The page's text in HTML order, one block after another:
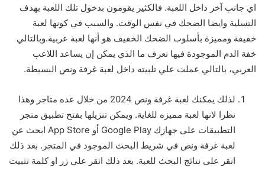
اي جانب آخر داخل اللعبة. فالكثير يقومون بدخول تلك اللعبة بهدف
التسلية وايضا الضحك في نفس الوقت. والسبب في كونها لعبة
خفيفة ومميزة بأسلوب الضحك الخفيف هو أنها لعبة عربية.وبالتالي
خفة الدم الموجودة فيها تعرف ما الذي يمكن إن يساعد اللاعب
العربي، بالتالي عملت علي تلبيته داخل لعبة غرفة ونص البسيطة.
لذلك يمكنك لعبة غرفة ونص 2024 من خلال عده متاجر وهذا
نظرا لانها لعبة مميزه للغاية. ويمكن تنزيلها بفتح تطبيق متجر
التطبيقات على جهازك Google Play أو App Store ابحث عن
لعبة غرفة ونص في شريط البحث الموجود في المتجر. بعد ذلك
انقر على نتائج البحث للعبة. بعد ذلك انقر علي زر او كلمة تثبيت